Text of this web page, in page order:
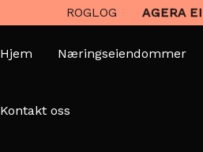
ROGLOG AGERA
Hjem Næringseiendommer
Kontakt oss